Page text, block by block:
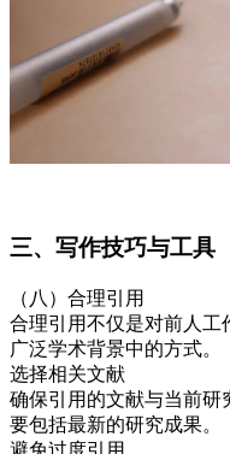
三、写作技巧与工具
（八）合理引用
合理引用不仅是对前人工
广泛学术背景中的方式。
选择相关文献
确保引用的文献与当前研
要包括最新的研究成果。
避免过度引用